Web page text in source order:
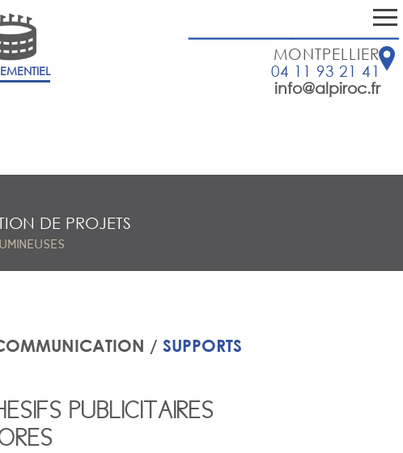
MONTPELLIER
04 11 93 21 41
info@alpiroc.fr
DE PROJETS
COMMUNICATION /SUPPORTS
PUBLICITAIRES